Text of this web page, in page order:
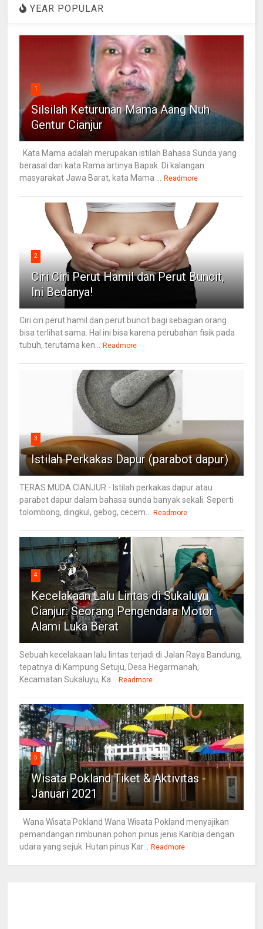
YEAR POPULAR
1
Silsilah Keturunan Mama Aang Nuh
Gentur Cianjur
Kata Mama adalah merupakan istilah Bahasa Sunda yang
berasal dari kata Rama artinya Bapak. Di kalangan
masyarakat Jawa Barat, kata Mama ...
Readmore
2
Ciri Ciri Perut Hamil dan Perut Buncit,
Ini Bedanya!
Ciri ciri perut hamil dan perut buncit bagi sebagian orang
bisa terlihat sama. Hal ini bisa karena perubahan fisik pada
tubuh, terutama ken...
Readmore
3
Istilah Perkakas Dapur (parabot dapur)
TERAS MUDA CIANJUR - Istilah perkakas dapur atau
parabot dapur dalam bahasa sunda banyak sekali. Seperti
tolombong, dingkul, gebog, cecem...
Readmore
4
Kecelakaan Lalu Lintas di Sukaluyu
Cianjur: Seorang Pengendara Motor
Alami Luka Berat
Sebuah kecelakaan lalu lintas terjadi di Jalan Raya Bandung,
tepatnya di Kampung Setuju, Desa Hegarmanah,
Kecamatan Sukaluyu, Ka...
Readmore
5
Wisata Pokland Tiket & Aktivitas -
Januari 2021
Wana Wisata Pokland Wana Wisata Pokland menyajikan
pemandangan rimbunan pohon pinus jenis Karibia dengan
udara yang sejuk. Hutan pinus Kar...
Readmore